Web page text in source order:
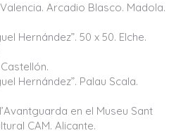
Arcadio Blasco. Madola.
Hernández”. 50 x 50. Elche.
Hernández”. Palau Scala.
en el Museu Sant
CAM. Alicante.